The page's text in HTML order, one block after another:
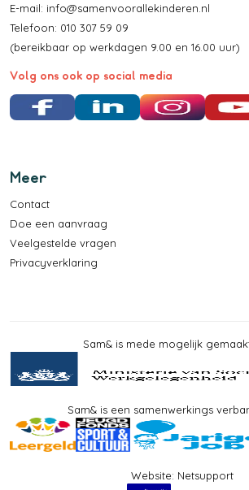
E-mail: info@samenvoorallekinderen.nl
Telefoon: 010 307 59 09
(bereikbaar op werkdagen 9.00 en 16.00 uur)
Volg ons ook op social media
Facebook LinkedIn
Meer
Contact
Doe een aanvraag
Veelgestelde vragen
Privacyverklaring
Sam& is mede mogelijk
Sam& is een samenwerkings
Website: Netsupport